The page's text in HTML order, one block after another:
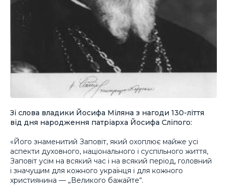
Зі слова владики Йосифа Міляна з нагоди 130-ліття
від дня народження патріарха Йосифа Сліпого:
«Його знаменитий Заповіт, який охоплює майже усі
аспекти духовного, національного і суспільного життя,
Заповіт усім на всякий час і на всякий період, головний
і значущим для кожного українця і для кожного
християнина — „Великого бажайте“.